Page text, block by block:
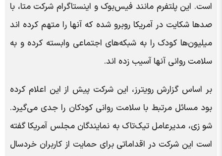
است. این پلتفرم مانند فیس‌بوک و اینستاگرام شرکت متا، با
صدها شکایت در آمریکا روبرو شده که آنها را متهم کرده اند
میلیون‌ها کودک را به شبکه‌های اجتماعی وابسته کرده و به
سلامت روانی آنها آسیب زده اند.
بر اساس گزارش رویترز، این شرکت پیش از این اعلام کرده
بود مسائل مرتبط با سلامت روانی کودکان را جدی می‌گیرد.
شو زی، مدیرعامل تیک‌تاک به نمایندگان مجلس آمریکا گفته
است این شرکت در اقداماتی برای حمایت از کاربران خردسال